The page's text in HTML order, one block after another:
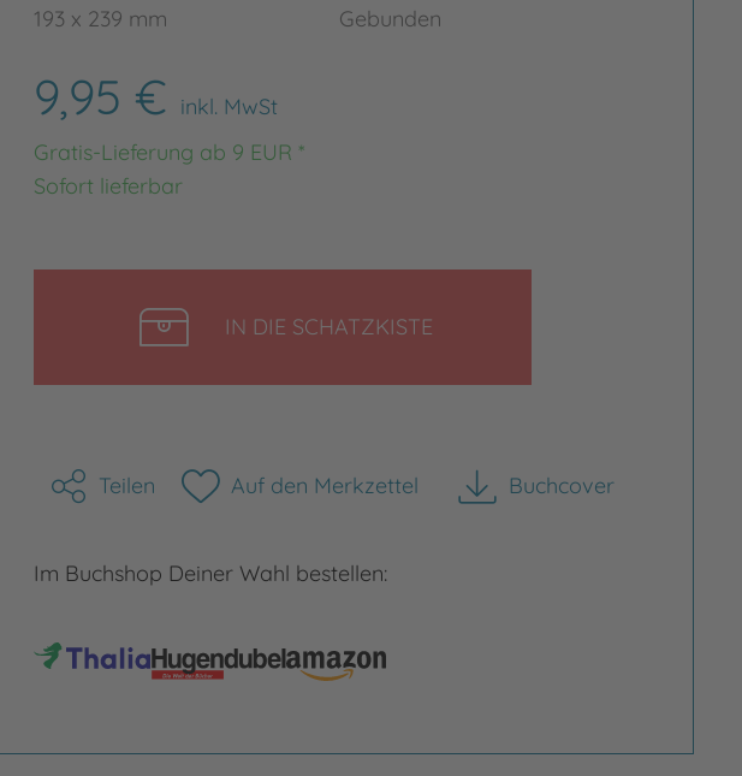
193 x 239 mm
Gebunden
9,95 € inkl. MwSt
Gratis-Lieferung ab 9 EUR *
Sofort lieferbar
IN DIE SCHATZKISTE
Teilen Auf den Merkzettel Buchcover
herunterladen
Im Buchshop Deiner Wahl bestellen: